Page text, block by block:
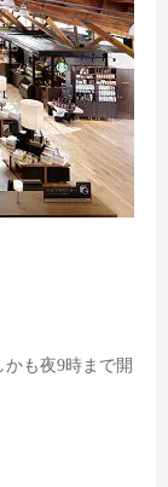
も夜9時まで開